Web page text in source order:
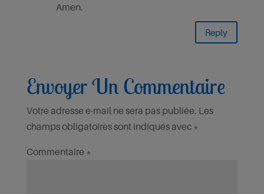
Amen.
Reply
Envoyer Un Commentaire
Votre adresse e-mail ne sera pas publiée. Les
champs obligatoires sont indiqués avec *
Commentaire *